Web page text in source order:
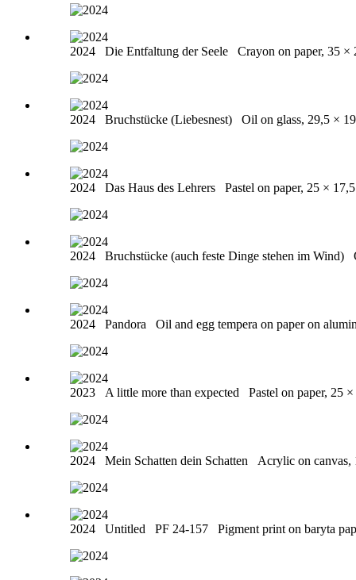
2024 Die Entfaltung der Seele Crayon on paper, 35 ×
2024 Bruchstücke (Liebesnest) Oil on glass, 29,5 ×
2024 Das Haus des Lehrers Pastel on paper, 25 ×
2024 Bruchstücke (auch feste Dinge stehen im Wind)
2024 Pandora Oil and egg tempera on paper on
2023 A little more than expected Pastel on paper, 25
2024 Mein Schatten dein Schatten Acrylic on canvas,
2024 Untitled PF 24-157 Pigment print on baryta